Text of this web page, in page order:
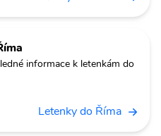
informace k letenkám do
Letenky do Říma